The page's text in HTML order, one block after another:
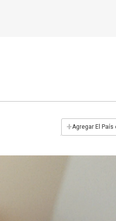
+Agregar El País